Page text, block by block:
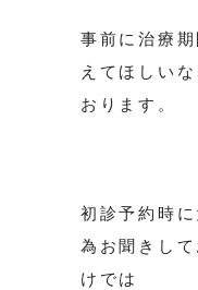
事前に治療
えてほしい
おります。
初診予約時
為お聞きし
けでは